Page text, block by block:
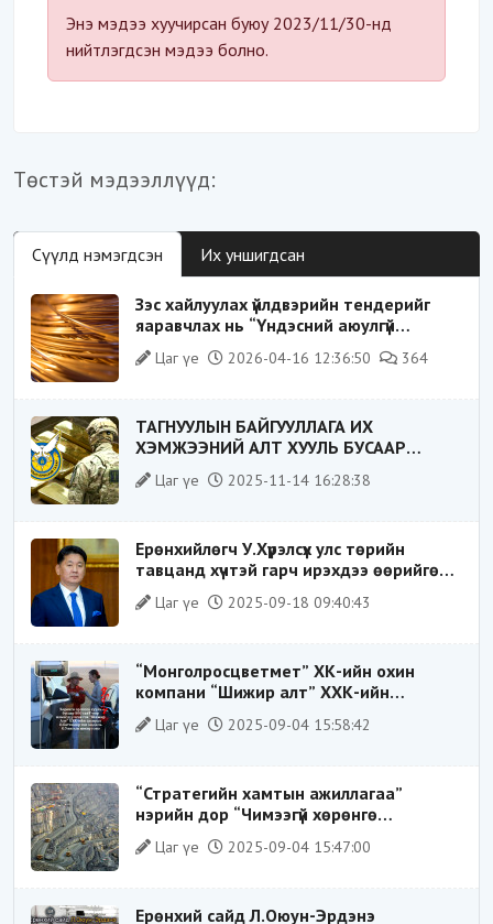
Энэ мэдээ хуучирсан буюу 2023/11/30-нд
нийтлэгдсэн мэдээ болно.
Төстэй мэдээллүүд:
Сүүлд нэмэгдсэн Их уншигдсан
Зэс хайлуулах үйлдвэрийн тендерийг
яаравчлах нь “Үндэсний аюулгүй
байдал“-д эрсдэлтэй юу?
Цаг үе 2026-04-16 12:36:50 364
ТАГНУУЛЫН БАЙГУУЛЛАГА ИХ
ХЭМЖЭЭНИЙ АЛТ ХУУЛЬ БУСААР
ХИЛЭЭР ГАРГАХ ГЭЖ БАЙСАН
ҮЙЛДЛИЙГ ТАСЛАН ЗОГСООЛОО
Цаг үе 2025-11-14 16:28:38
Ерөнхийлөгч У.Хүрэлсүх улс төрийн
тавцанд хүчтэй гарч ирэхдээ өөрийгөө
шударга ёсны төлөө тэмцэгч, “хуучин
тогтолцооны хонгилыг нураагч” гэсэн
Цаг үе 2025-09-18 09:40:43
“Монголросцветмет” ХК-ийн охин
компани “Шижир алт” ХХК-ийн
Гүйцэтгэх захирлаар ажиллаж байсан
О.Баттөмөрт холбогдох хэрэг хаашаа
Цаг үе 2025-09-04 15:58:42
“Стратегийн хамтын ажиллагаа”
нэрийн дор “Чимээгүй хөрөнгө
хуримтлал”
Цаг үе 2025-09-04 15:47:00
Ерөнхий сайд Л.Оюун-Эрдэнэ